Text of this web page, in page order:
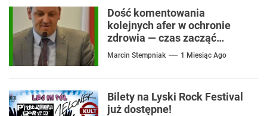
Dość komentowania
kolejnych afer w ochronie
zdrowia — czas zacząć
mówić o rozwiązaniach
Marcin Stempniak 1 Miesiąc Ago
Bilety na Lyski Rock Festival
już dostępne!